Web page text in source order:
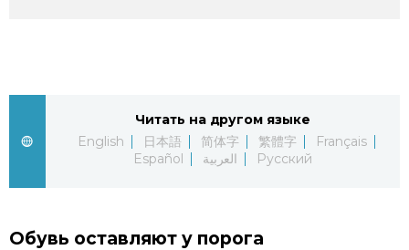
Токио
Читать на другом языке
English
日本語 简体字 繁體字
Français
Español
العربية Русский
Обувь оставляют у порога